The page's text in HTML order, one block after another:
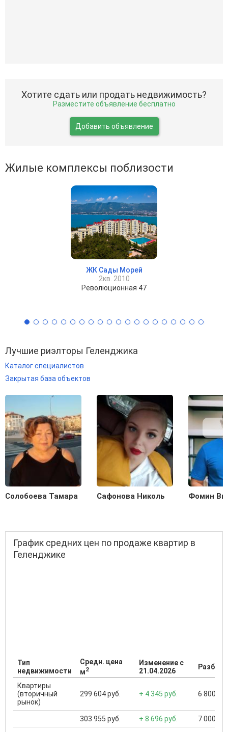
Хотите сдать или продать недвижимость?
Разместите объявление бесплатно
Добавить объявление
Жилые комплексы поблизости
ЖК Сады Морей
2кв. 2010
Революционная 47
Лучшие риэлторы Геленджика
Каталог специалистов
Закрытая база объектов
Солобоева Тамара Сафонова Николь Фомин
График средних цен по продаже квартир в
Геленджике
Тип
недвижимости
Средн. цена
м2
Изменение с
21.04.2026
Квартиры
(вторичный
рынок)
299 604 руб. + 4 345 руб. 6 800
303 955 руб. + 8 696 руб. 7 000